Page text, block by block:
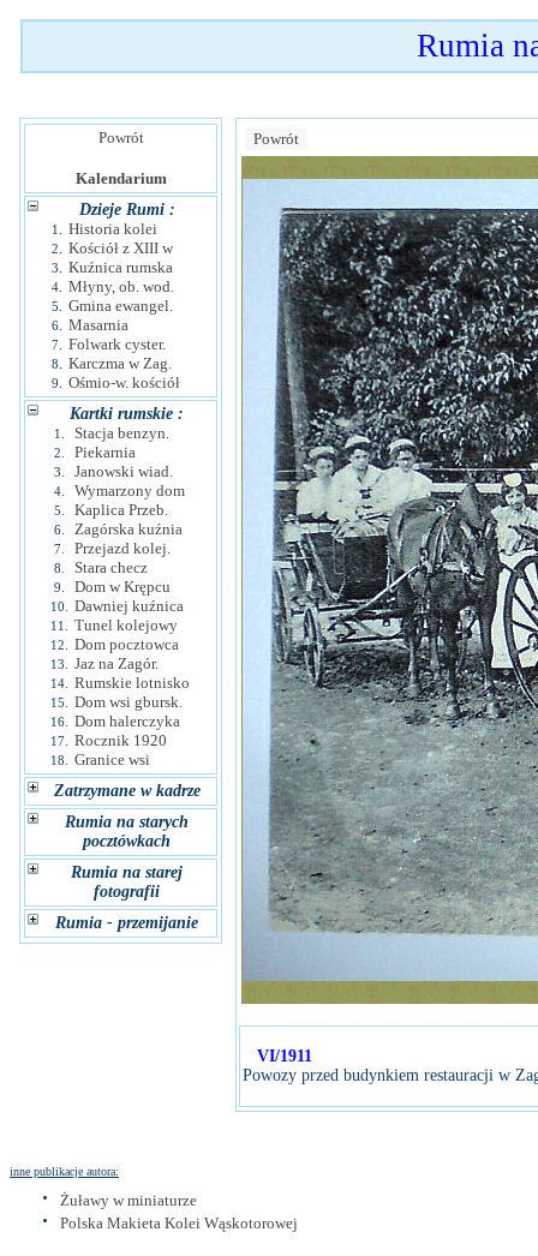
Rumia
Powrót
Kalendarium
Dzieje Rumi :
1. Historia kolei
2. Kościół z XIII w
3. Kuźnica rumska
4. Młyny, ob. wod.
5. Gmina ewangel.
6. Masarnia
7. Folwark cyster.
8. Karczma w Zag.
9.
Ośmio-w. kościół
Kartki rumskie :
1. Stacja benzyn.
2. Piekarnia
3. Janowski wiad.
4. Wymarzony dom
5. Kaplica Przeb.
6. Zagórska kuźnia
7. Przejazd kolej.
8. Stara checz
9. Dom w Krępcu
10. Dawniej kuźnica
11. Tunel kolejowy
12. Dom pocztowca
13. Jaz na Zagór.
14. Rumskie lotnisko
15. Dom wsi gbursk.
16. Dom halerczyka
17. Rocznik 1920
18.
Granice wsi
Zatrzymane w kadrze
Rumia na starych
pocztówkach
Rumia na starej
fotografii
Rumia - przemijanie
Powrót
VI/1911
Powozy przed budynkiem restauracji w
inne publikacje autora:
Żuławy w miniaturze
Polska Makieta Kolei Wąskotorowej